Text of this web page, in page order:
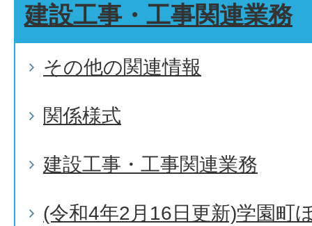
建設工事・工事関連業務
その他の関連情報
関係様式
建設工事・工事関連業務
(令和4年2月16日更新)学園町